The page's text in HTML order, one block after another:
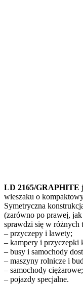
LD 2165/GRAPHITE
wieszaku o
Symetryczna
(zarówno po prawej,
sprawdzi się w różnych
– przyczepy i lawety;
– kampery i przyczepki
– busy i samochody
– maszyny rolnicze i
– samochody ciężarowe;
– pojazdy specjalne.